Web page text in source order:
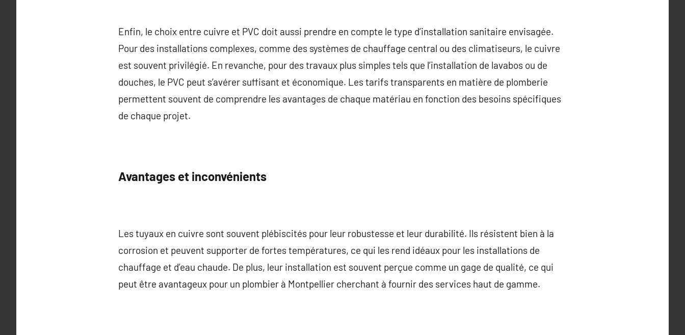
Enfin, le choix entre cuivre et PVC doit aussi prendre en compte le type d’installation sanitaire envisagée.
Pour des installations complexes, comme des systèmes de chauffage central ou des climatiseurs, le cuivre
est souvent privilégié. En revanche, pour des travaux plus simples tels que l’installation de lavabos ou de
douches, le PVC peut s’avérer suffisant et économique. Les tarifs transparents en matière de plomberie
permettent souvent de comprendre les avantages de chaque matériau en fonction des besoins spécifiques
de chaque projet.
Avantages et inconvénients
Les tuyaux en cuivre sont souvent plébiscités pour leur robustesse et leur durabilité. Ils résistent bien à la
corrosion et peuvent supporter de fortes températures, ce qui les rend idéaux pour les installations de
chauffage et d’eau chaude. De plus, leur installation est souvent perçue comme un gage de qualité, ce qui
peut être avantageux pour un plombier à Montpellier cherchant à fournir des services haut de gamme.